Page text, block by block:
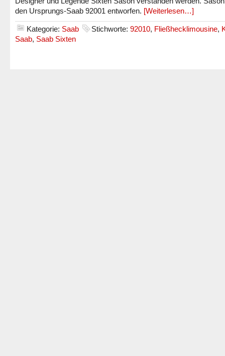
den Ursprungs-Saab 92001 entworfen. [Weiterlesen…]
Kategorie: Saab Stichworte: 92010, Fließhecklimousine,
Saab, Saab Sixten